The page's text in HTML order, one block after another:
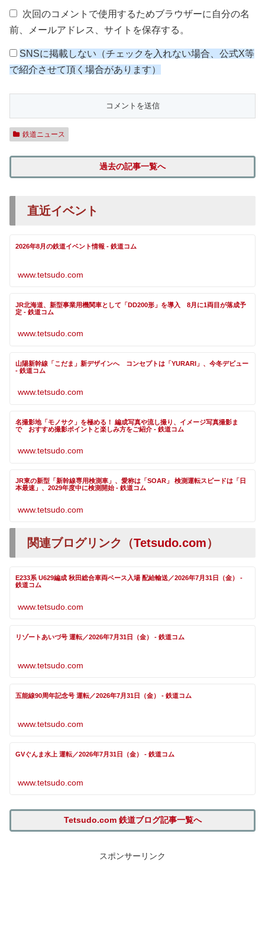
次回のコメントで使用するためブラウザーに自分の名
前、メールアドレス、サイトを保存する。
SNSに掲載しない（チェックを入れない場合、公式X等
で紹介させて頂く場合があります）
鉄道ニュース
過去の記事一覧へ
直近イベント
2026年8月の鉄道イベント情報 - 鉄道コム
www.tetsudo.com
JR北海道、新型事業用機関車として「DD200形」を導入 8月に1両目が落成予
定 - 鉄道コム
www.tetsudo.com
山陽新幹線「こだま」新デザインへ コンセプトは「YURARI」、今冬デビュー
- 鉄道コム
www.tetsudo.com
名撮影地「モノサク」を極める！ 編成写真や流し撮り、イメージ写真撮影ま
で おすすめ撮影ポイントと楽しみ方をご紹介 - 鉄道コム
www.tetsudo.com
JR東の新型「新幹線専用検測車」、愛称は「SOAR」 検測運転スピードは「日
本最速」、2029年度中に検測開始 - 鉄道コム
www.tetsudo.com
関連ブログリンク（Tetsudo.com）
E233系 U629編成 秋田総合車両ベース入場 配給輸送／2026年7月31日（金） -
鉄道コム
www.tetsudo.com
リゾートあいづ号 運転／2026年7月31日（金） - 鉄道コム
www.tetsudo.com
五能線90周年記念号 運転／2026年7月31日（金） - 鉄道コム
www.tetsudo.com
GVぐんま水上 運転／2026年7月31日（金） - 鉄道コム
www.tetsudo.com
Tetsudo.com 鉄道ブログ記事一覧へ
スポンサーリンク